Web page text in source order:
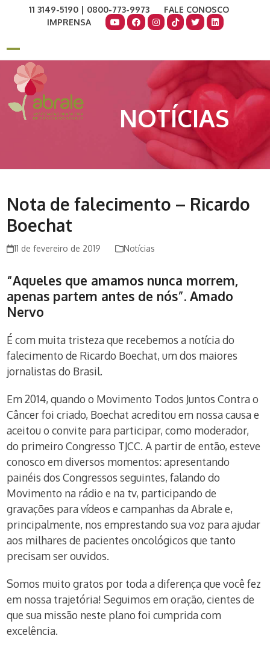
11 3149-5190 | 0800-773-9973
FALE CONOSCO
IMPRENSA
Open
mobile
menu
Close
mobile
menu
NOTÍCIAS
Nota de falecimento – Ricardo
Boechat
11 de fevereiro de 2019 Notícias
“Aqueles que amamos nunca morrem,
apenas partem antes de nós”. Amado
Nervo
É com muita tristeza que recebemos a notícia do
falecimento de Ricardo Boechat, um dos maiores
jornalistas do Brasil.
Em 2014, quando o Movimento Todos Juntos Contra o
Câncer foi criado, Boechat acreditou em nossa causa e
aceitou o convite para participar, como moderador,
do primeiro Congresso TJCC. A partir de então, esteve
conosco em diversos momentos: apresentando
painéis dos Congressos seguintes, falando do
Movimento na rádio e na tv, participando de
gravações para vídeos e campanhas da Abrale e,
principalmente, nos emprestando sua voz para ajudar
aos milhares de pacientes oncológicos que tanto
precisam ser ouvidos.
Somos muito gratos por toda a diferença que você fez
em nossa trajetória! Seguimos em oração, cientes de
que sua missão neste plano foi cumprida com
excelência.